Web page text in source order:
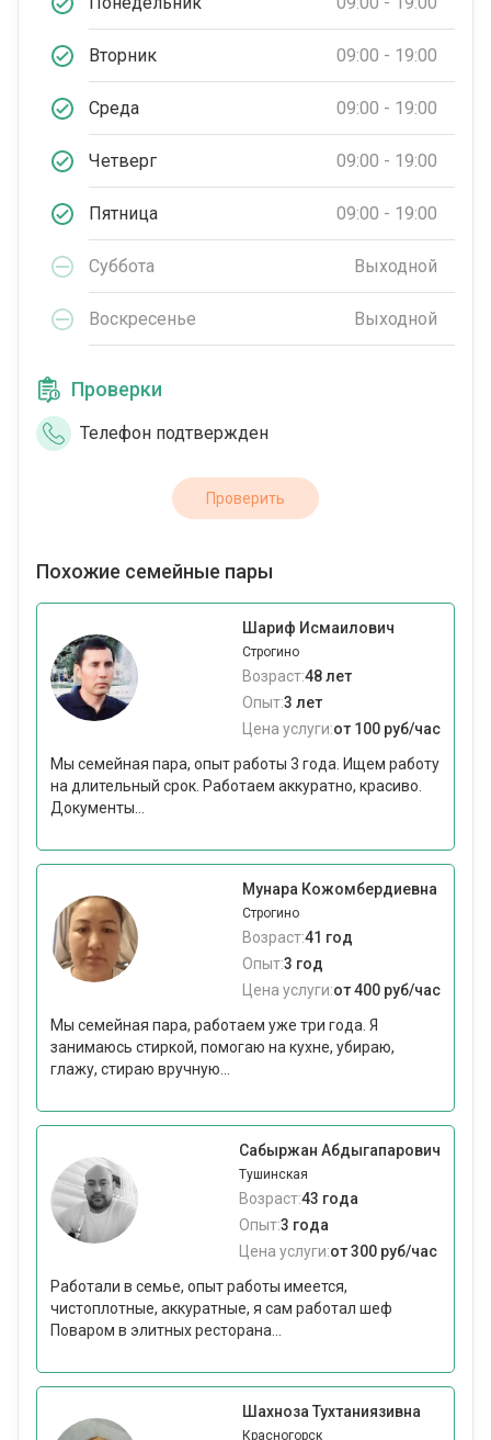
Вторник 09:00 - 19:00
Среда 09:00 - 19:00
Четверг 09:00 - 19:00
Пятница 09:00 - 19:00
Суббота Выходной
Воскресенье Выходной
Проверки
Телефон подтвержден
Проверить
Похожие семейные пары
Шариф Исмаилович
Строгино
Возраст:48 лет
Опыт:3 лет
Цена услуги:от 100 руб/час
Мы семейная пара, опыт работы 3 года. Ищем работу
на длительный срок. Работаем аккуратно, красиво.
Документы...
Мунара Кожомбердиевна
Строгино
Возраст:41 год
Опыт:3 год
Цена услуги:от 400 руб/час
Мы семейная пара, работаем уже три года. Я
занимаюсь стиркой, помогаю на кухне, убираю,
глажу, стираю вручную...
Сабыржан Абдыгапарович
Тушинская
Возраст:43 года
Опыт:3 года
Цена услуги:от 300 руб/час
Работали в семье, опыт работы имеется,
чистоплотные, аккуратные, я сам работал шеф
Поваром в элитных ресторана...
Шахноза Тухтаниязивна
Красногорск